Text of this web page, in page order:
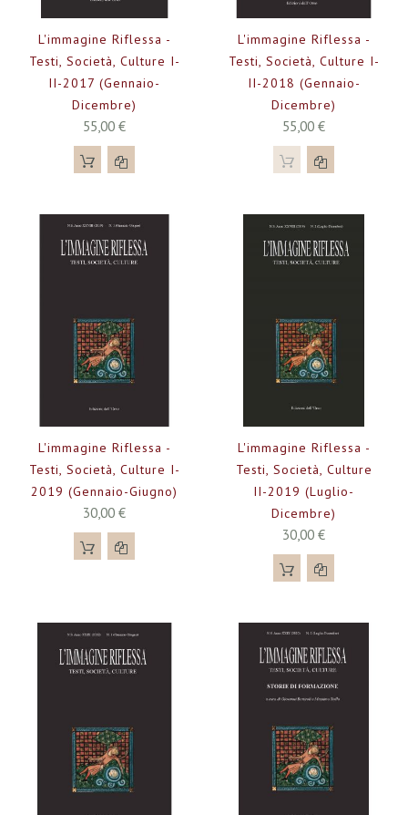
L'immagine Riflessa -
Testi, Società, Culture I-
II-2017 (gennaio-
Dicembre)
55,00 €
L'immagine Riflessa -
Testi, Società, Culture I-
II-2018 (gennaio-
Dicembre)
55,00 €
L'immagine Riflessa -
Testi, Società, Culture I-
2019 (gennaio-Giugno)
30,00 €
L'immagine Riflessa -
Testi, Società, Culture
II-2019 (luglio-
Dicembre)
30,00 €